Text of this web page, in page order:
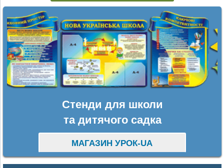
Стенди для школи
та дитячого садка
МАГАЗИН УРОК-UA